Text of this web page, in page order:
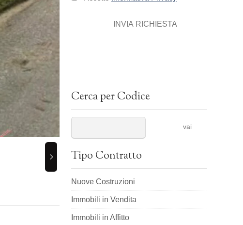
INVIA RICHIESTA
Cerca per Codice
vai
Tipo Contratto
Nuove Costruzioni
Immobili in Vendita
Immobili in Affitto